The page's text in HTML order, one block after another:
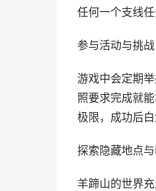
任何一个支线
参与活动与挑战
游戏中会定期
照要求完成就
极限，成功后
探索隐藏地点
羊蹄山的世界